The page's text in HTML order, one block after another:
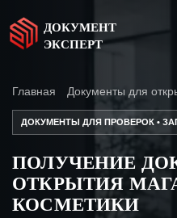
ДОКУМЕНТ
ЭКСПЕРТ
Главная Документы для
ДОКУМЕНТЫ ДЛЯ ПРОВЕРОК •
ПОЛУЧЕНИЕ
ОТКРЫТИЯ
КОСМЕТИКИ